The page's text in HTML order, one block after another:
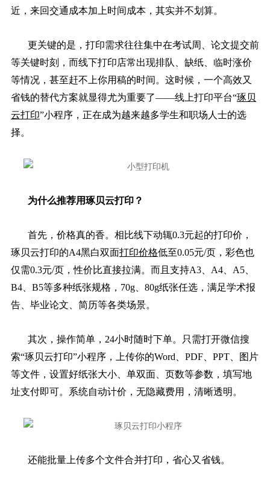
近，来回交通成本加上时间成本，其实并不划算。
更关键的是，打印需求往往集中在考试周、论文提交前
等关键时刻，而线下打印店常出现排队、缺纸、临时涨价
等情况，甚至赶不上你用稿的时间。这时候，一个高效又
省钱的替代方案就显得尤为重要了——线上打印平台“琢贝
云打印”小程序，正在成为越来越多学生和职场人士的选
择。
为什么推荐用琢贝云打印？
首先，价格真的香。相比线下动辄0.3元起的打印价，
琢贝云打印的A4黑白双面打印价格低至0.05元/页，彩色也
仅需0.3元/页，性价比直接拉满。而且支持A3、A4、A5、
B4、B5等多种纸张规格，70g、80g纸张任选，满足学术报
告、毕业论文、简历等各类场景。
其次，操作简单，24小时随时下单。只需打开微信搜
索“琢贝云打印”小程序，上传你的Word、PDF、PPT、图片
等文件，设置好纸张大小、单双面、页数等参数，填写地
址支付即可。系统自动计价，无隐藏费用，清晰透明。
还能批量上传多个文件合并打印，省心又省钱。